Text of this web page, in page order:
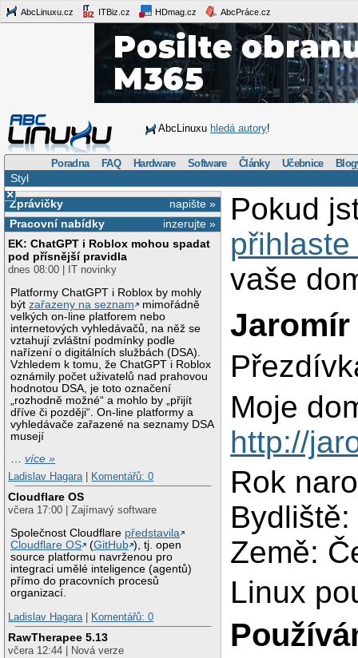
AbcLinuxu.cz ITBiz.cz HDmag.cz AbcPráce.cz
AbcLinuxu hledá autory!
Poradna FAQ Hardware Software Články Učebnice
Styl
×
napište »
Zprávičky
inzerujte »
Pracovní nabídky
EK: ChatGPT i Roblox mohou spadat
pod přísnější pravidla
dnes 08:00 | IT novinky
Platformy ChatGPT i Roblox by mohly
býtzařazeny na seznam
mimořádně
velkých on-line platforem nebo
internetových vyhledávačů, na něž se
vztahují zvláštní podmínky podle
nařízení o digitálních službách (DSA).
Vzhledem k tomu, že ChatGPT i Roblox
oznámily počet uživatelů nad prahovou
hodnotou DSA, je toto označení
„rozhodně možné“ a mohlo by „přijít
dříve či později“. On-line platformy a
vyhledávače zařazené na seznamy DSA
musejí
…více »
Ladislav Hagara
Komentářů: 0
Cloudflare OS
včera 17:00 | Zajímavý software
Společnost Cloudflare představila
Cloudflare OS
(GitHub ), tj. open
source platformu navrženou pro
integraci umělé inteligence (agentů)
přímo do pracovních procesů
organizací.
Ladislav Hagara
Komentářů: 0
RawTherapee 5.13
včera 12:44 | Nová verze
Pokud
přihlaste
vaše
Jaromír
Moje
http://
Rok
Země:
Linux